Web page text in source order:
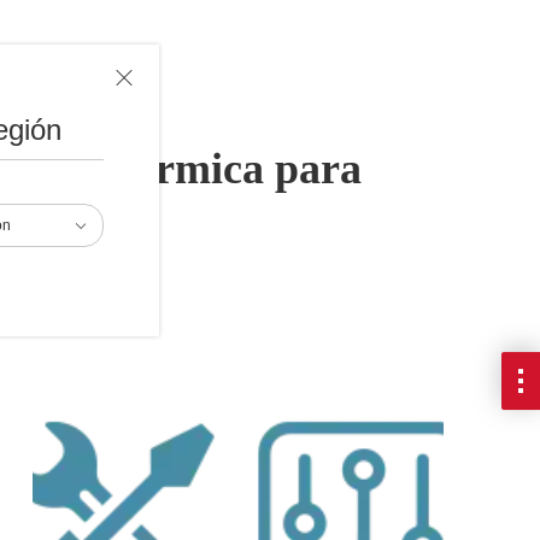
térmica para